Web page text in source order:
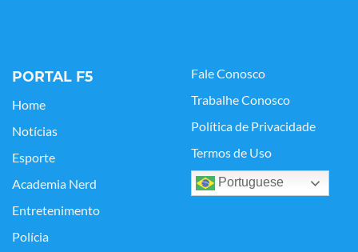
PORTAL F5
Home
Notícias
Esporte
Academia Nerd
Entretenimento
Polícia
Fale Conosco
Trabalhe Conosco
Política de Privacidade
Termos de Uso
Portuguese